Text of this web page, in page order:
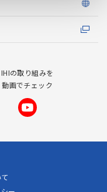
IHIの取り組みを
動画でチェック